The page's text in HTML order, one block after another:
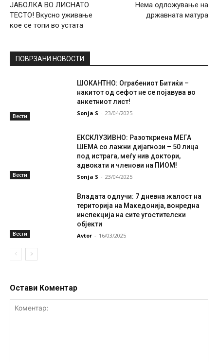
ЈАБОЛКА ВО ЛИСНАТО
ТЕСТО! Вкусно уживање
кое се топи во устата
Нема одложување на
државната матура
ПОВРЗАНИ НОВОСТИ
Вести
ШОКАНТНО: Ограбениот Битиќи –
накитот од сефот не се појавува во
анкетниот лист!
Sonja S - 23/04/2025
Вести
ЕКСКЛУЗИВНО: Разоткриена МЕГА
ШЕМА со лажни дијагнози – 50 лица
под истрага, меѓу нив доктори,
адвокати и членови на ПИОМ!
Sonja S - 23/04/2025
Вести
Владата одлучи: 7 дневна жалост на
територија на Македонија, вонредна
инспекција на сите угостителски
објекти
Avtor - 16/03/2025
Остави Коментар